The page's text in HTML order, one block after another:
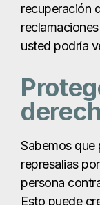
recuperación
usted podría
Sabemos que
represalias
persona
Esto puede